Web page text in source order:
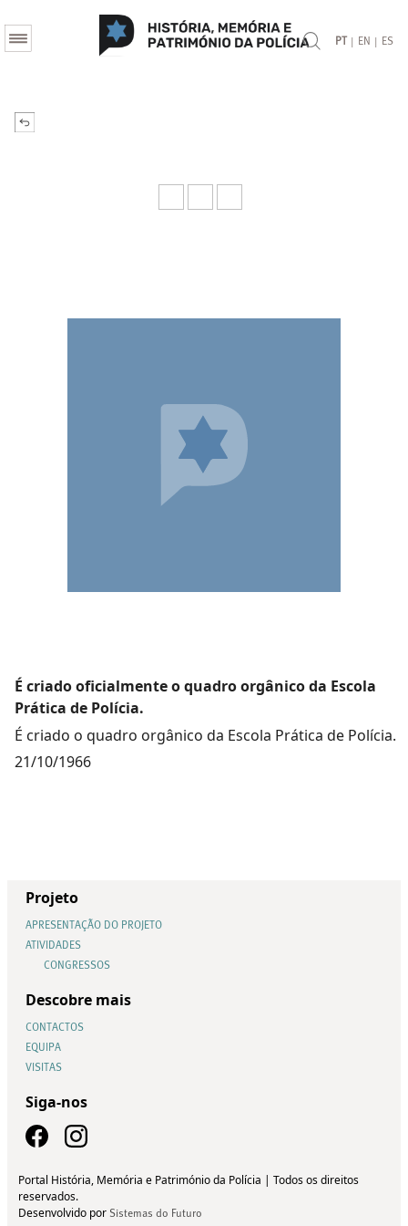
PT | EN | ES
É criado oficialmente o quadro orgânico da Escola
Prática de Polícia.
É criado o quadro orgânico da Escola Prática de Polícia.
21/10/1966
Projeto
APRESENTAÇÃO DO PROJETO
ATIVIDADES
CONGRESSOS
Descobre mais
CONTACTOS
EQUIPA
VISITAS
Siga-nos
Portal História, Memória e Património da Polícia | Todos os direitos
reservados.
Desenvolvido por Sistemas do Futuro